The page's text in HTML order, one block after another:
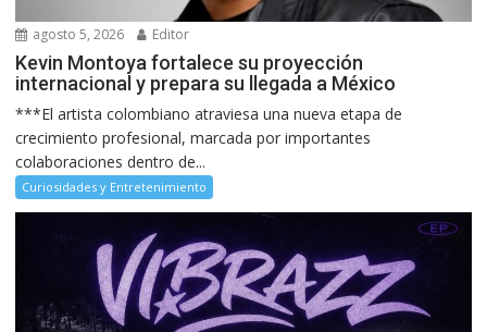
agosto 5, 2026 Editor
Kevin Montoya fortalece su proyección
internacional y prepara su llegada a México
***El artista colombiano atraviesa una nueva etapa de
crecimiento profesional, marcada por importantes
colaboraciones dentro de...
Curiosidades y Entretenimiento